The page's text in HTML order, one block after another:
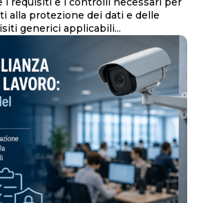
alla protezione dei dati e delle
generici applicabili...